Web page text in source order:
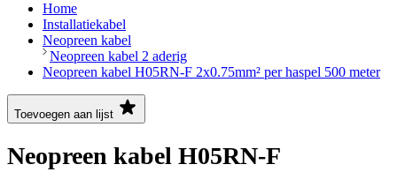
Home
Installatiekabel
Neopreen kabel
Neopreen kabel 2 aderig
Neopreen kabel H05RN-F 2x0.75mm² per haspel 500 meter
Toevoegen aan lijst
Neopreen kabel H05RN-F